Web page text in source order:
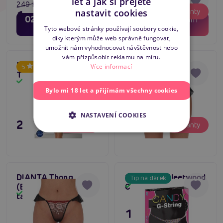
02 hodin
10 minut
249 Kč
199 Kč Varianty
02 hodin
10 minut
249 Kč
199 Kč Varianty
5
Passion VIOLANTE
Thong černé kalhotky
Skladem
295 Kč
Tip na dárek
PENNY Thong
(Black), otevřená
tanga s volány
Skladem
Varianty
DIANTA Thong
(Black), dámská
tanga s volány
Skladem
Tip na dárek
Spencer & Fleetwood
Candy G-String
Skladem
179 Kč
ENGLISH
nastavit cookies
Tyto webové stránky používají soubory cookie,
díky kterým může web správně fungovat,
umožnit nám vyhodnocovat návštěvnost nebo
vám přizpůsobit reklamu na míru.
Více informací
Bylo mi 18 let a přijímám všechny cookies
NASTAVENÍ COOKIES